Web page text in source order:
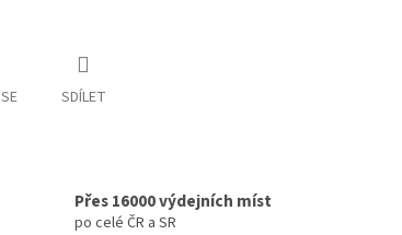
SDÍLET
Přes 16000 výdejních míst
po celé ČR a SR